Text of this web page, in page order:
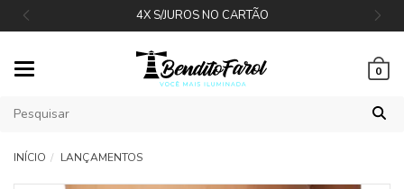
4X S/JUROS NO CARTÃO
0
INÍCIO LANÇAMENTOS